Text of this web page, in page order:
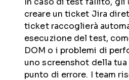
In caso di test fallito, gli
creare un ticket Jira
ticket raccoglierà
esecuzione del test,
DOM o i problemi di
uno screenshot della
punto di errore. I team